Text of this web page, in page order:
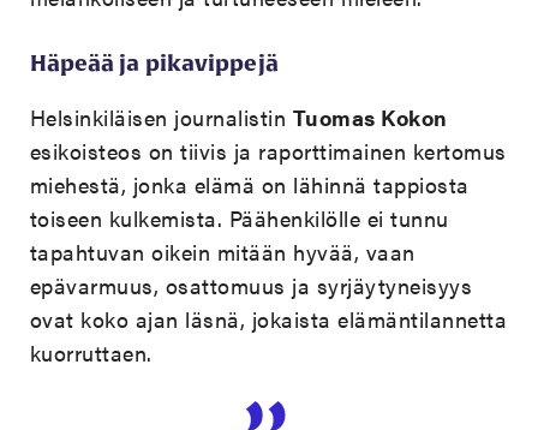
Häpeää ja pikavippejä
Helsinkiläisen journalistin Tuomas Kokon
esikoisteos on tiivis ja raporttimainen kertomus
miehestä, jonka elämä on lähinnä tappiosta
toiseen kulkemista. Päähenkilölle ei tunnu
tapahtuvan oikein mitään hyvää, vaan
epävarmuus, osattomuus ja syrjäytyneisyys
ovat koko ajan läsnä, jokaista elämäntilannetta
kuorruttaen.